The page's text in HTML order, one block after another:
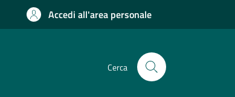
Accedi all'area personale
Cerca